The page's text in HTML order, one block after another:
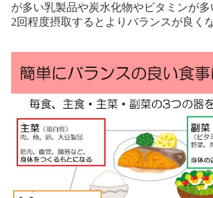
が多い乳製品や炭水化物やビタミンが多
2回程度摂取するとよりバランスが良く